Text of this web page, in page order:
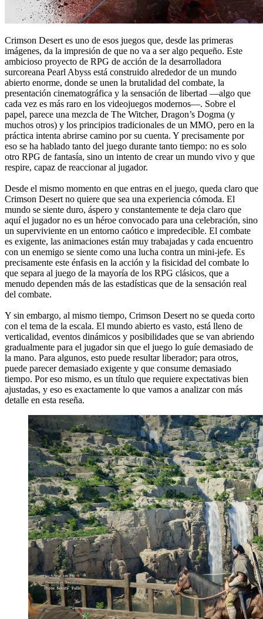
Crimson Desert es uno de esos juegos que, desde las primeras
imágenes, da la impresión de que no va a ser algo pequeño. Este
ambicioso proyecto de RPG de acción de la desarrolladora
surcoreana Pearl Abyss está construido alrededor de un mundo
abierto enorme, donde se unen la brutalidad del combate, la
presentación cinematográfica y la sensación de libertad —algo que
cada vez es más raro en los videojuegos modernos—. Sobre el
papel, parece una mezcla de The Witcher, Dragon’s Dogma (y
muchos otros) y los principios tradicionales de un MMO, pero en la
práctica intenta abrirse camino por su cuenta. Y precisamente por
eso se ha hablado tanto del juego durante tanto tiempo: no es solo
otro RPG de fantasía, sino un intento de crear un mundo vivo y que
respire, capaz de reaccionar al jugador.
Desde el mismo momento en que entras en el juego, queda claro que
Crimson Desert no quiere que sea una experiencia cómoda. El
mundo se siente duro, áspero y constantemente te deja claro que
aquí el jugador no es un héroe convocado para una celebración, sino
un superviviente en un entorno caótico e impredecible. El combate
es exigente, las animaciones están muy trabajadas y cada encuentro
con un enemigo se siente como una lucha contra un mini-jefe. Es
precisamente este énfasis en la acción y la fisicidad del combate lo
que separa al juego de la mayoría de los RPG clásicos, que a
menudo dependen más de las estadísticas que de la sensación real
del combate.
Y sin embargo, al mismo tiempo, Crimson Desert no se queda corto
con el tema de la escala. El mundo abierto es vasto, está lleno de
verticalidad, eventos dinámicos y posibilidades que se van abriendo
gradualmente para el jugador sin que el juego lo guíe demasiado de
la mano. Para algunos, esto puede resultar liberador; para otros,
puede parecer demasiado exigente y que consume demasiado
tiempo. Por eso mismo, es un título que requiere expectativas bien
ajustadas, y eso es exactamente lo que vamos a analizar con más
detalle en esta reseña.